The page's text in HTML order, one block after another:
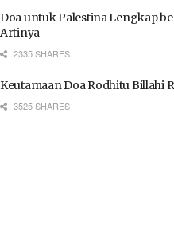
Doa untuk Palestina Lengkap
Artinya
2335 SHARES
Keutamaan Doa Rodhitu Billahi
3525 SHARES